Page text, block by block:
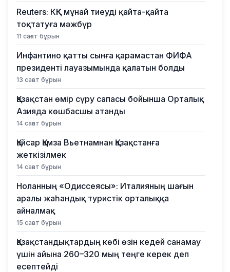
Reuters: КҚК мұнай тиеуді қайта-қайта
тоқтатуға мәжбүр
11 сағат бұрын
Инфантино қатты сынға қарамастан ФИФА
президенті лауазымында қалатын болды
13 сағат бұрын
Қазақстан өмір сүру сапасы бойынша Орталық
Азияда көшбасшы атанды
14 сағат бұрын
Қайсар Қамза Вьетнамнан Қазақстанға
жеткізілмек
14 сағат бұрын
Ноланның «Одиссеясы»: Италияның шағын
аралы жаһандық туристік орталыққа
айналмақ
15 сағат бұрын
Қазақстандықтардың көбі өзін кедей санамау
үшін айына 260–320 мың теңге керек деп
есептейді